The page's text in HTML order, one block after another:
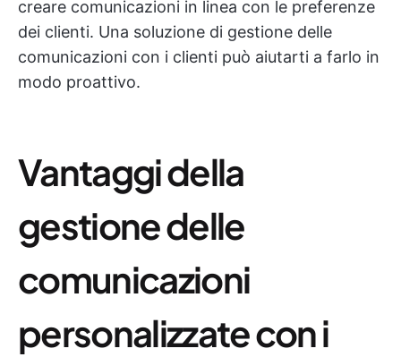
creare comunicazioni in linea con le preferenze
dei clienti. Una soluzione di gestione delle
comunicazioni con i clienti può aiutarti a farlo in
modo proattivo.
Vantaggi della
gestione delle
comunicazioni
personalizzate con i